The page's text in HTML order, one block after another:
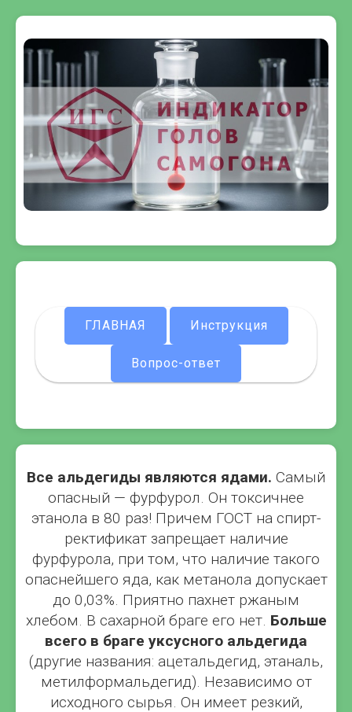
ГЛАВНАЯ Инструкция
Вопрос-ответ
Все альдегиды являются ядами. Самый
опасный — фурфурол. Он токсичнее
этанола в 80 раз! Причем ГОСТ на спирт-
ректификат запрещает наличие
фурфурола, при том, что наличие такого
опаснейшего яда, как метанола допускает
до 0,03%. Приятно пахнет ржаным
хлебом. В сахарной браге его нет. Больше
всего в браге уксусного альдегида
(другие названия: ацетальдегид, этаналь,
метилформальдегид). Независимо от
исходного сырья. Он имеет резкий,